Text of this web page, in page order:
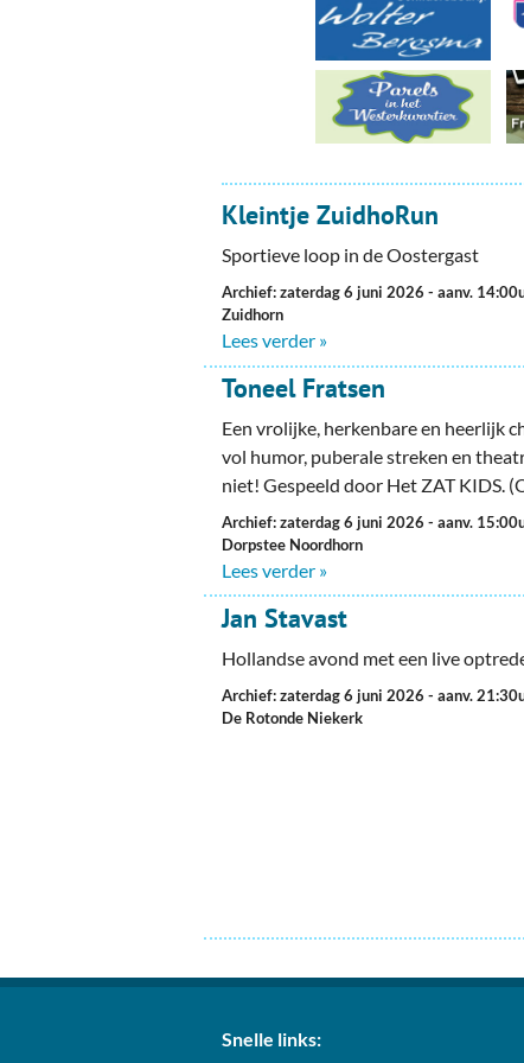
Kleintje ZuidhoRun
Sportieve loop in de Oostergast
Archief: zaterdag 6 juni 2026- aanv.
Zuidhorn
Lees verder »
Toneel Fratsen
Een vrolijke, herkenbare en heerlijk
vol humor, puberale streken en
niet! Gespeeld door Het ZAT KIDS.
Archief: zaterdag 6 juni 2026- aanv.
Dorpstee Noordhorn
Lees verder »
Jan Stavast
Hollandse avond met een live
Archief: zaterdag 6 juni 2026- aanv.
De Rotonde Niekerk
Snelle links: